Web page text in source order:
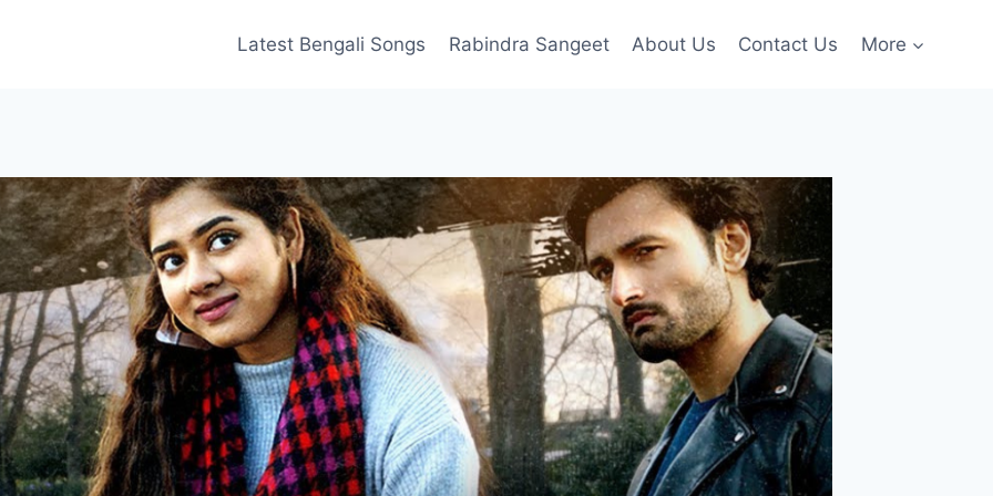
Latest Bengali Songs Rabindra Sangeet About Us Contact Us More